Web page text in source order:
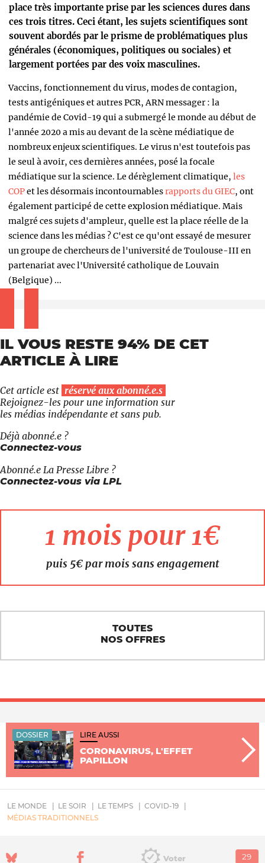
place très importante prise par les sciences dures dans
ces trois titres. Ceci étant, les sujets scientifiques sont
souvent abordés par le prisme de problématiques plus
générales (économiques, politiques ou sociales) et
largement portées par des voix masculines.
Vaccins, fonctionnement du virus, modes de contagion,
tests antigéniques et autres PCR, ARN messager : la
pandémie de Covid-19 qui a submergé le monde au début de
l'année 2020 a mis au devant de la scène médiatique de
nombreux enjeux scientifiques. Le virus n'est toutefois pas
le seul à avoir, ces dernières années, posé la focale
médiatique sur la science. Le dérèglement climatique, les
COPet les désormais incontournablesrapports du GIEC, ont
également participé de cette explosion médiatique. Mais
malgré ces sujets d'ampleur, quelle est la place réelle de la
science dans les médias ? C'est ce qu'ont essayé de mesurer
un groupe de chercheurs de l'université de Toulouse-III en
partenariat avec l'Université catholique de Louvain
(Belgique) ...
IL VOUS RESTE 94% DE CET
ARTICLE À LIRE
Cet article est réservé aux abonné.e.s
Rejoignez-les pour une information sur
les médias indépendante et sans pub.
Déjà abonné.e ?
Connectez-vous
Abonné.e La Presse Libre ?
Connectez-vous via LPL
1 mois pour 1€
puis 5€ par mois sans engagement
TOUTES
NOS OFFRES
DOSSIER LIRE AUSSI
CORONAVIRUS, L'EFFET
PAPILLON
LE MONDE LE SOIR LE TEMPS
COVID-19
MÉDIAS TRADITIONNELS
Voter